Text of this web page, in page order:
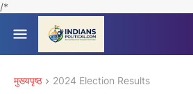
/*
मुख्यपृष्ठ 2024 Election Results